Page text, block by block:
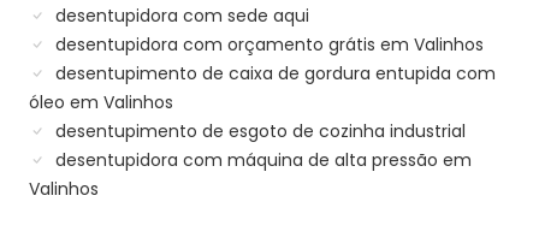
desentupidora com sede aqui
desentupidora com orçamento grátis em Valinhos
desentupimento de caixa de gordura entupida com
óleo em Valinhos
desentupimento de esgoto de cozinha industrial
desentupidora com máquina de alta pressão em
Valinhos